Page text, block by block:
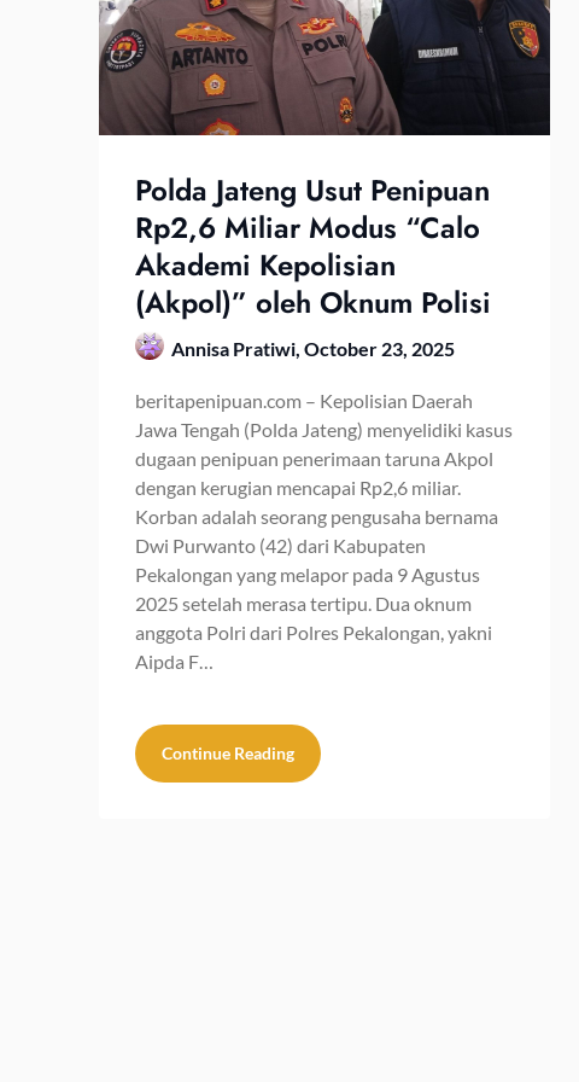
Polda Jateng Usut Penipuan
Rp2,6 Miliar Modus “Calo
Akademi Kepolisian
(Akpol)” oleh Oknum Polisi
Annisa Pratiwi, October 23, 2025
beritapenipuan.com – Kepolisian Daerah
Jawa Tengah (Polda Jateng) menyelidiki kasus
dugaan penipuan penerimaan taruna Akpol
dengan kerugian mencapai Rp2,6 miliar.
Korban adalah seorang pengusaha bernama
Dwi Purwanto (42) dari Kabupaten
Pekalongan yang melapor pada 9 Agustus
2025 setelah merasa tertipu. Dua oknum
anggota Polri dari Polres Pekalongan, yakni
Aipda F…
Continue Reading